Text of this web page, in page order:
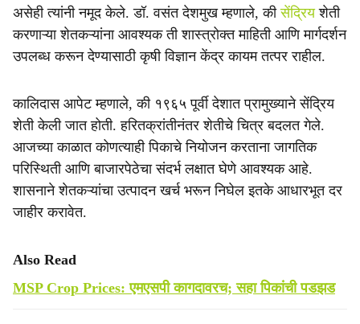
असेही त्यांनी नमूद केले. डॉ. वसंत देशमुख म्हणाले, कीसेंद्रियशेती
करणाऱ्या शेतकऱ्यांना आवश्यक ती शास्त्रोक्त माहिती आणि मार्गदर्शन
उपलब्ध करून देण्यासाठी कृषी विज्ञान केंद्र कायम तत्पर राहील.
कालिदास आपेट म्हणाले, की १९६५ पूर्वी देशात प्रामुख्याने सेंद्रिय
शेती केली जात होती. हरितक्रांतीनंतर शेतीचे चित्र बदलत गेले.
आजच्या काळात कोणत्याही पिकाचे नियोजन करताना जागतिक
परिस्थिती आणि बाजारपेठेचा संदर्भ लक्षात घेणे आवश्यक आहे.
शासनाने शेतकऱ्यांचा उत्पादन खर्च भरून निघेल इतके आधारभूत दर
जाहीर करावेत.
Also Read
MSP Crop Prices: एमएसपी कागदावरच; सहा पिकांची पडझड